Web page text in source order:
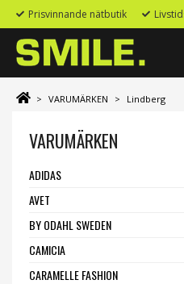
Prisvinnande nätbutik
> VARUMÄRKEN > Lindberg
VARUMÄRKEN
ADIDAS
AVET
BY ODAHL SWEDEN
CAMICIA
CARAMELLE FASHION